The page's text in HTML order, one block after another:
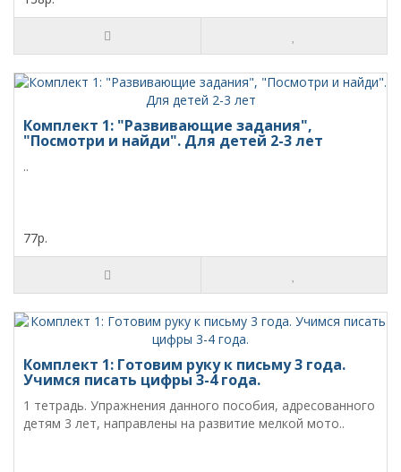
Комплект 1: "Развивающие задания",
"Посмотри и найди". Для детей 2-3 лет
..
77р.
Комплект 1: Готовим руку к письму 3 года.
Учимся писать цифры 3-4 года.
1 тетрадь. Упражнения данного пособия, адресованного
детям 3 лет, направлены на развитие мелкой мото..